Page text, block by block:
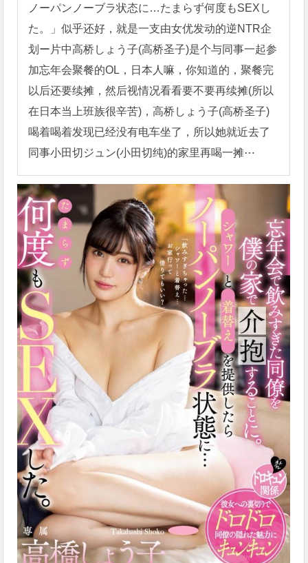
ノーパンノーブラ状态に…たまらず何度もSEXし
た。」似乎还好，就是一支由女优发动的逆NTR企
划ー片中高桥しょう子(高桥圣子)是个与同事一起参
加忘年会聚餐的OL，日本人嘛，你知道的，聚餐完
以后还要续摊，然后视情况看看要不要再续摊(所以
在日本当上班族很辛苦)，高桥しょう子(高桥圣子)
喝着喝着发现已经没有电车坐了，所以她就近去了
同事小田切ジュン(小田切纯)的家里再喝一摊⋯